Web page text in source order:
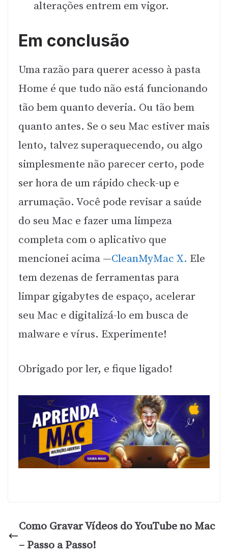
alterações entrem em vigor.
Em conclusão
Uma razão para querer acesso à pasta
Home é que tudo não está funcionando
tão bem quanto deveria. Ou tão bem
quanto antes. Se o seu Mac estiver mais
lento, talvez superaquecendo, ou algo
simplesmente não parecer certo, pode
ser hora de um rápido check-up e
arrumação. Você pode revisar a saúde
do seu Mac e fazer uma limpeza
completa com o aplicativo que
mencionei acima —CleanMyMac X. Ele
tem dezenas de ferramentas para
limpar gigabytes de espaço, acelerar
seu Mac e digitalizá-lo em busca de
malware e vírus. Experimente!
Obrigado por ler, e fique ligado!
Como Gravar Vídeos do YouTube no Mac
– Passo a Passo!